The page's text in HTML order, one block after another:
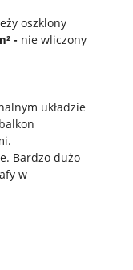
oszklony
- nie wliczony
układzie
Bardzo dużo
w